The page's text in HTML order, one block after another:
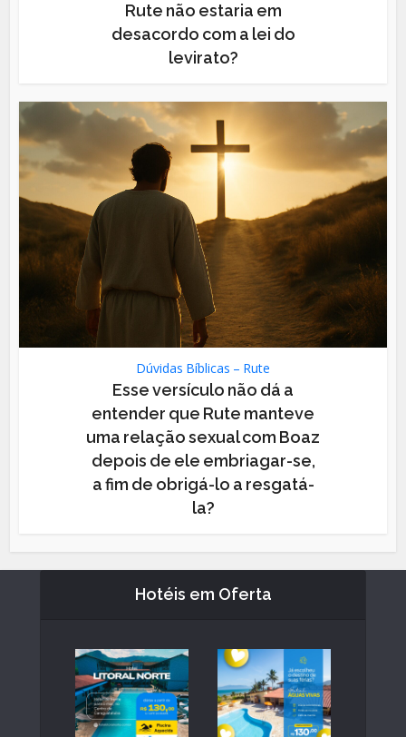
Rute não estaria em
desacordo com a lei do
levirato?
Dúvidas Bíblicas – Rute
Esse versículo não dá a
entender que Rute manteve
uma relação sexual com Boaz
depois de ele embriagar-se,
a fim de obrigá-lo a resgatá-
la?
Hotéis em Oferta